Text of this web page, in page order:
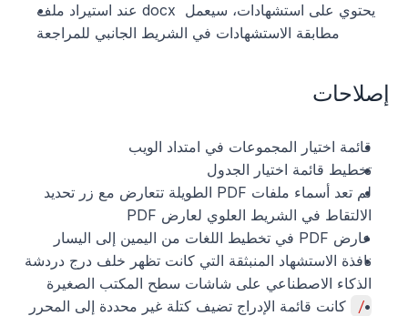
عند استيراد ملف docx يحتوي على استشهادات، سيعمل
مطابقة الاستشهادات في الشريط الجانبي للمراجعة
إصلاحات
قائمة اختيار المجموعات في امتداد الويب
تخطيط قائمة اختيار الجدول
الالتقاط في الشريط العلوي لعارض PDF
عارض PDF في تخطيط اللغات من اليمين إلى اليسار
الذكاء الاصطناعي على شاشات سطح المكتب الصغيرة
/
كانت قائمة الإدراج تضيف كتلة غير محددة إلى المحرر